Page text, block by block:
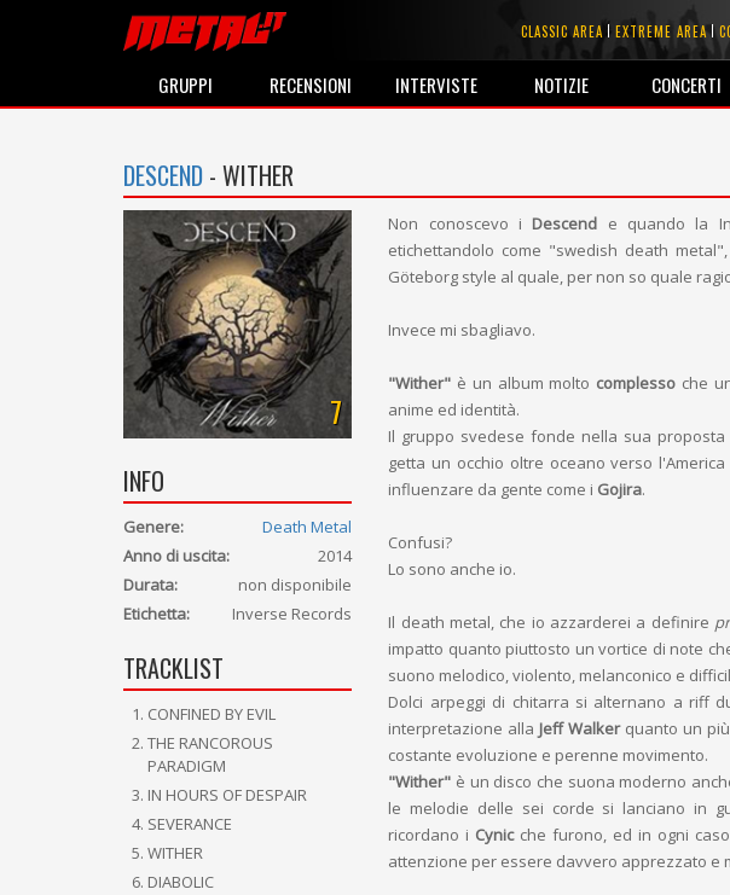
CLASSIC AREA EXTREME AREA
GRUPPI RECENSIONI INTERVISTE NOTIZIE CONCERTI
DESCEND - WITHER
7
INFO
Genere:
Death Metal
Anno di uscita:
2014
Durata:
non disponibile
Etichetta:
Inverse Records
TRACKLIST
CONFINED BY EVIL
THE RANCOROUS
PARADIGM
IN HOURS OF DESPAIR
SEVERANCE
WITHER
DIABOLIC
Non conoscevo i Descend e quando la
etichettandolo come "swedish death
Göteborg style al quale, per non so quale
Invece mi sbagliavo.
"Wither" è un album molto complesso che
anime ed identità.
Il gruppo svedese fonde nella sua
getta un occhio oltre oceano verso
influenzare da gente come i Gojira.
Confusi?
Lo sono anche io.
Il death metal, che io azzarderei a definire
impatto quanto piuttosto un vortice di note
suono melodico, violento, melanconico e
Dolci arpeggi di chitarra si alternano a riff
interpretazione alla Jeff Walker quanto un
costante evoluzione e perenne movimento.
"Wither" è un disco che suona moderno
le melodie delle sei corde si lanciano in
ricordano i Cynicche furono, ed in ogni
attenzione per essere davvero apprezzato e